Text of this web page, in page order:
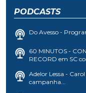
PODCASTS
Do Avesso -
60 MINUTOS -
RECORD em SC
Adelor Lessa -
campanha...